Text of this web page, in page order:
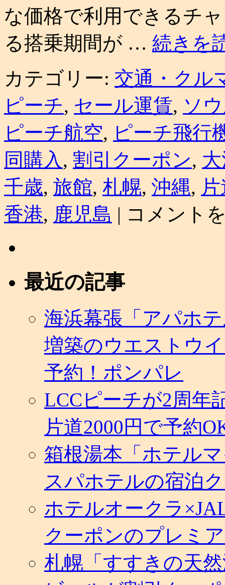
な価格で利用できるチ
る搭乗期間が … 続きを
カテゴリー: 交通・クル
ピーチ, セール運賃, ソ
ピーチ航空, ピーチ飛行
同購入 , 割引クーポン,
千歳, 旅館, 札幌, 沖縄,
香港, 鹿児島 |
催。
阪
－
札
福
岡・
長
崎・
児
島・
縄・
ウ
ル・
港、
片
道
運
1,990
円
か
コメント
最近の記事
海浜幕張「アパホ
増築のウエストウ
予約！ポンパレ
LCCピーチが2周年
片道2000円で予約
箱根湯本「ホテル
スパホテルの宿泊
ホテルオークラ
クーポンのプレミ
札幌「すすきの天